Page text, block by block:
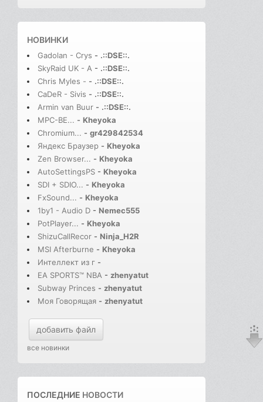
НОВИНКИ
Gadolan - Crys - .::DSE::.
SkyRaid UK - A - .::DSE::.
Chris Myles - - .::DSE::.
CaDeR - Sivis - .::DSE::.
Armin van Buur - .::DSE::.
MPC-BE... - Kheyoka
Chromium... - gr429842534
Яндекс Браузер - Kheyoka
Zen Browser... - Kheyoka
AutoSettingsPS - Kheyoka
SDI + SDIO... - Kheyoka
FxSound... - Kheyoka
1by1 - Audio D - Nemec555
PotPlayer... - Kheyoka
ShizuCallRecor - Ninja_H2R
MSI Afterburne - Kheyoka
Интеллект из г -
EA SPORTS™ NBA - zhenyatut
Subway Princes - zhenyatut
Моя Говорящая - zhenyatut
добавить файл
все новинки
ПОСЛЕДНИЕ НОВОСТИ